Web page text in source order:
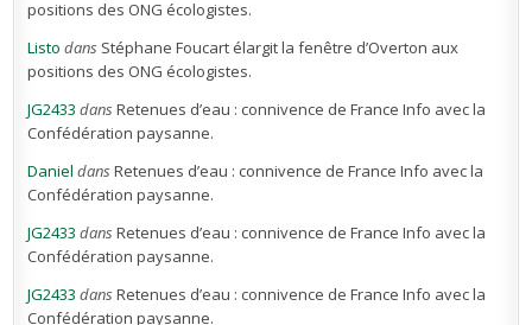
positions des ONG écologistes.
Listo dans Stéphane Foucart élargit la fenêtre d’Overton aux
positions des ONG écologistes.
JG2433 dansRetenues d’eau : connivence de France Info avec la
Confédération paysanne.
Daniel dansRetenues d’eau : connivence de France Info avec la
Confédération paysanne.
JG2433 dansRetenues d’eau : connivence de France Info avec la
Confédération paysanne.
JG2433 dansRetenues d’eau : connivence de France Info avec la
Confédération paysanne.